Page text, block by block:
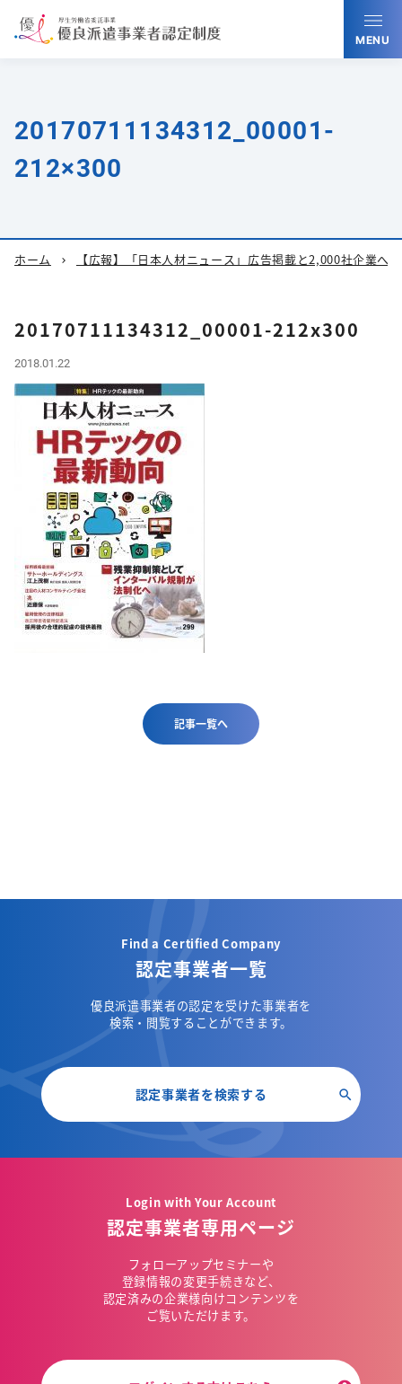
MENU
20170711134312_00001-
212×300
ホーム chevron_right 【広報】「日本人材ニュース」広告掲載と2,000社企業へ
20170711134312_00001-212x300
2018.01.22
記事一覧へ
Find a Certified Company
認定事業者一覧
優良派遣事業者の認定を受けた事業者を
検索・閲覧することができます。
認定事業者を検索する
Login with Your Account
認定事業者専用ページ
フォローアップセミナーや
登録情報の変更手続きなど、
認定済みの企業様向けコンテンツを
ご覧いただけます。